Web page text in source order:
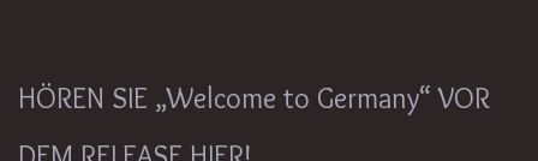
HÖREN SIE „Welcome to Germany“ VOR